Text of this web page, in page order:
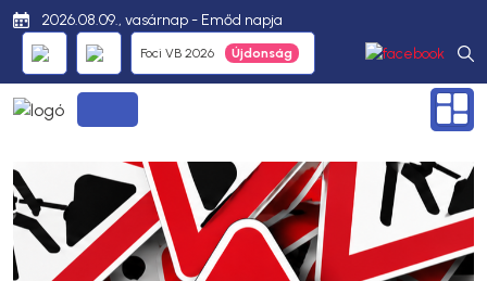
2026.08.09., vasárnap - Emőd napja
Foci VB 2026